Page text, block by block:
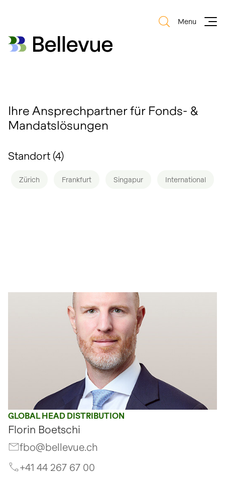
Bellevue Group AG
Menu
Ihre Ansprechpartner für Fonds- &
Mandatslösungen
Standort (4)
Zürich Frankfurt Singapur International
GLOBAL HEAD DISTRIBUTION
Florin Boetschi
fbo@bellevue.ch
+41 44 267 67 00